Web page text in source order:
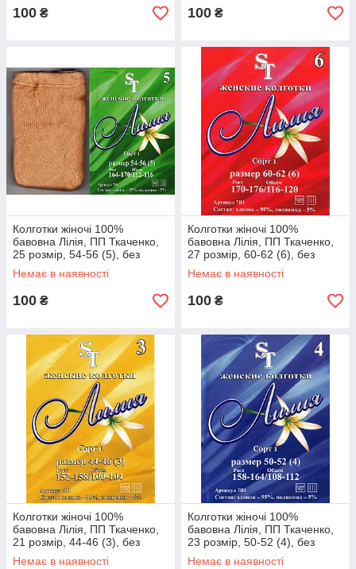
100 ₴ 100 ₴
Колготки жіночі 100%
бавовна Лілія, ПП Ткаченко,
25 розмір, 54-56 (5), без
малюнка, бежеві
Немає в наявності
100 ₴
Колготки жіночі 100%
бавовна Лілія, ПП Ткаченко,
27 розмір, 60-62 (6), без
малюнка, бежеві
Немає в наявності
100 ₴
Колготки жіночі 100%
бавовна Лілія, ПП Ткаченко,
21 розмір, 44-46 (3), без
малюнка, чорні
Немає в наявності
Колготки жіночі 100%
бавовна Лілія, ПП Ткаченко,
23 розмір, 50-52 (4), без
малюнка, чорні
Немає в наявності